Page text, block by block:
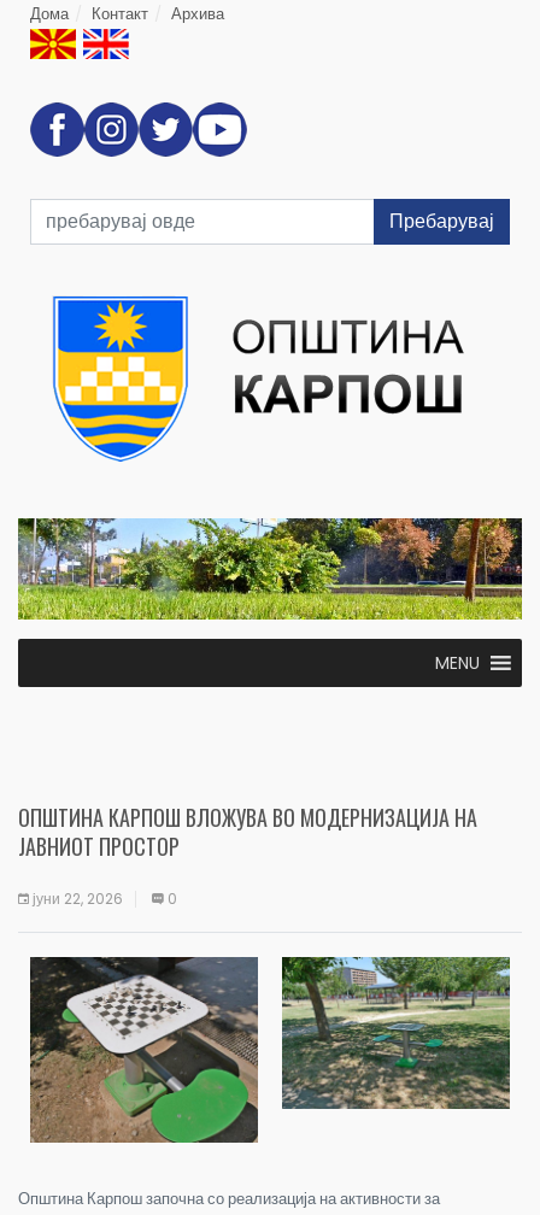
Дома Контакт Архива
Пребарувај
MENU
ОПШТИНА КАРПОШ ВЛОЖУВА ВО МОДЕРНИЗАЦИЈА НА
ЈАВНИОТ ПРОСТОР
јуни 22, 2026 0
Општина Карпош започна со реализација на активности за